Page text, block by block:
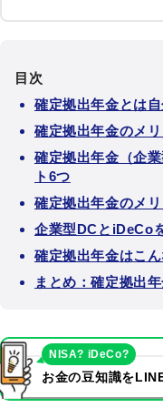
目次
確定拠出年金とは
確定拠出年金のメ
確定拠出年金（企
ト6つ
確定拠出年金のメ
企業型DCとiDeCo
確定拠出年金はこ
まとめ：確定拠出
お金の豆知識を
NISA? iDeCo?